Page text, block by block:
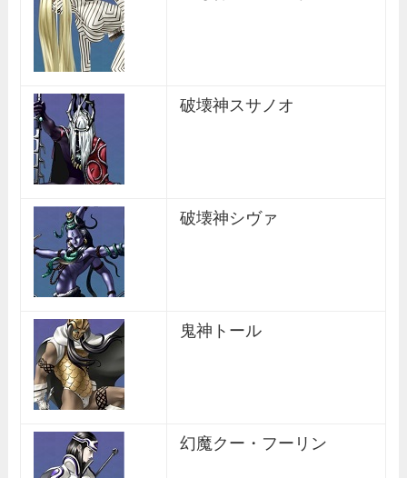
破壊神スサノオ
破壊神シヴァ
鬼神トール
幻魔クー・フーリン